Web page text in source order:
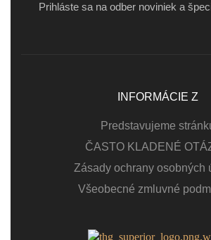
Prihláste sa na odber noviniek a
INFORMÁCIE Z
Predstavujeme
ČASTO KLADENÉ
Zásady ochrany osobných
Všeobecné zmluvné